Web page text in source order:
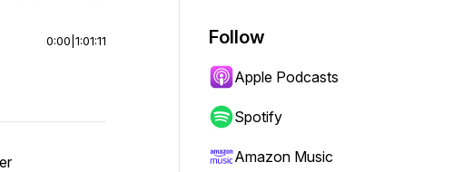
0:00 1:01:11 Follow
Apple Podcasts
Spotify
Amazon Music